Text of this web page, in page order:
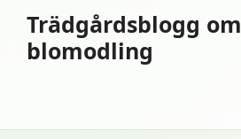
innehåll
Trädgårdsblogg om
blomodling